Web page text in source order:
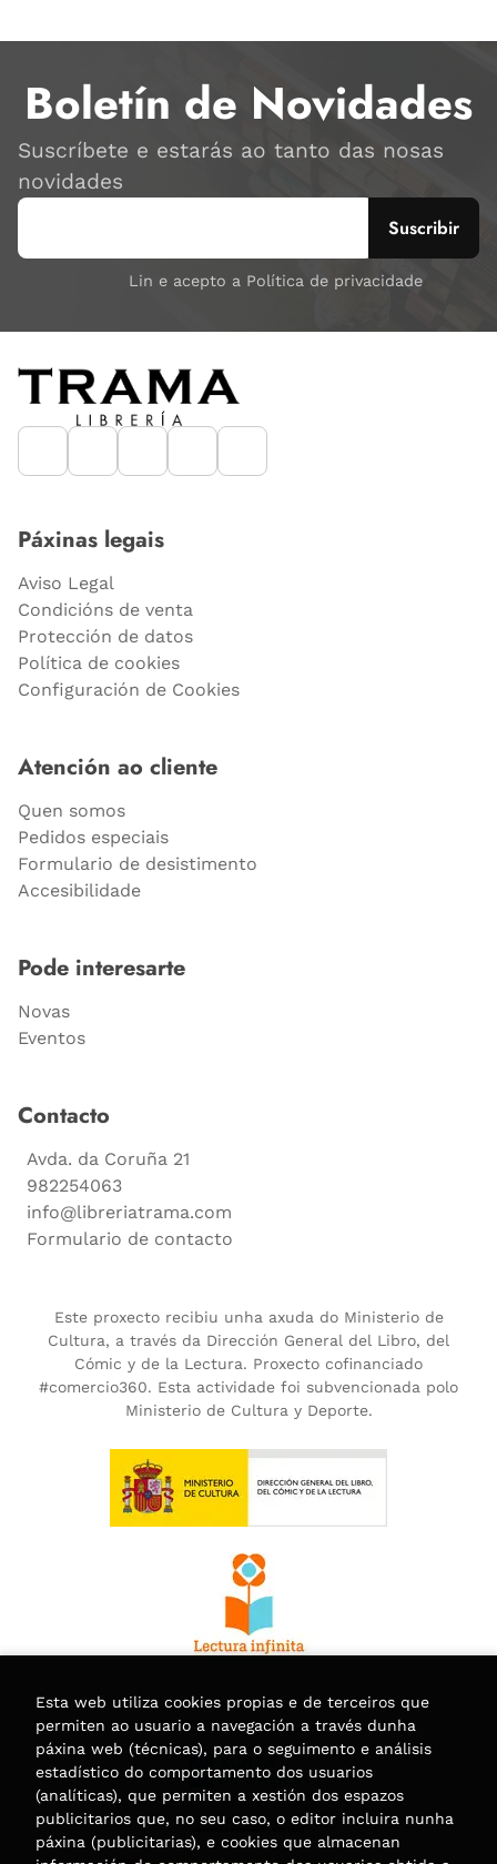
Boletín de Novidades
Suscríbete e estarás ao tanto das nosas
novidades
Lin e acepto a Política de privacidade
Páxinas legais
Aviso Legal
Condicións de venta
Protección de datos
Política de cookies
Configuración de Cookies
Atención ao cliente
Quen somos
Pedidos especiais
Formulario de desistimento
Accesibilidade
Pode interesarte
Novas
Eventos
Contacto
Avda. da Coruña 21
982254063
info@libreriatrama.com
Formulario de contacto
Este proxecto recibiu unha axuda do Ministerio de
Cultura, a través da Dirección General del Libro, del
Cómic y de la Lectura. Proxecto cofinanciado
#comercio360. Esta actividade foi subvencionada polo
Ministerio de Cultura y Deporte.
Esta web utiliza cookies propias e de terceiros que
permiten ao usuario a navegación a través dunha
páxina web (técnicas), para o seguimento e análisis
estadístico do comportamento dos usuarios
(analíticas), que permiten a xestión dos espazos
publicitarios que, no seu caso, o editor incluira nunha
páxina (publicitarias), e cookies que almacenan